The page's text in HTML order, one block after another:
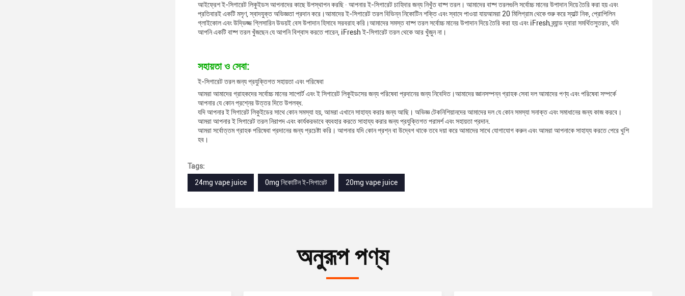
আইফ্রেশ ই-সিগারেট লিকুইডস আপনাদের কাছে উপস্থাপন করছি ∙ আপনার ই-সিগারেট চাহিদার জন্য নিখুঁত বাষ্প তরল। আমাদের বাষ্প তরলগুলি সর্বোচ্চ মানের উপাদান দিয়ে তৈরি করা হয় এবং
প্রতিবারই একটি মসৃণ, স্বাদযুক্ত অভিজ্ঞতা প্রদান করে।আমাদের ই-সিগারেট তরল বিভিন্ন নিকোটিন শক্তি এবং স্বাদে পাওয়া যায়আমরা 20 মিলিগ্রাম থেকে শুরু করে স্যাল্ট নিক, প্রোপিলিন
গ্লাইকোল এবং উদ্ভিজ্জ গ্লিসারিন উভয়ই বেস উপাদান হিসাবে সরবরাহ করি।আমাদের সমস্ত বাষ্প তরল সর্বোচ্চ মানের উপাদান দিয়ে তৈরি করা হয় এবং iFresh ব্র্যান্ড দ্বারা সমর্থিতসুতরাং, যদি
আপনি একটি বাষ্প তরল খুঁজছেন যে আপনি বিশ্বাস করতে পারেন, iFresh ই-সিগারেট তরল থেকে আর খুঁজুন না।
সহায়তা ও সেবা:
ই-সিগারেট তরল জন্য প্রযুক্তিগত সহায়তা এবং পরিষেবা
আমরা আমাদের গ্রাহকদের সর্বোচ্চ মানের সাপোর্ট এবং ই সিগারেট লিকুইডসের জন্য পরিষেবা প্রদানের জন্য নিবেদিত।আমাদের জ্ঞানসম্পন্ন গ্রাহক সেবা দল আমাদের পণ্য এবং পরিষেবা সম্পর্কে
আপনার যে কোন প্রশ্নের উত্তর দিতে উপলব্ধ.
যদি আপনার ই সিগারেট লিকুইডের সাথে কোন সমস্যা হয়, আমরা এখানে সাহায্য করার জন্য আছি। অভিজ্ঞ টেকনিশিয়ানদের আমাদের দল যে কোন সমস্যা সনাক্ত এবং সমাধানের জন্য কাজ করবে।
আমরা আপনার ই সিগারেট তরল নিরাপদ এবং কার্যকরভাবে ব্যবহার করতে সাহায্য করার জন্য প্রযুক্তিগত পরামর্শ এবং সহায়তা প্রদান.
আমরা সর্বোত্তম গ্রাহক পরিষেবা প্রদানের জন্য প্রচেষ্টা করি। আপনার যদি কোন প্রশ্ন বা উদ্বেগ থাকে তবে দয়া করে আমাদের সাথে যোগাযোগ করুন এবং আমরা আপনাকে সাহায্য করতে পেরে খুশি
হব।
Tags:
24mg vape juice
0mg নিকোটিন ই-সিগারেট 20mg vape juice
অনুরূপ পণ্য